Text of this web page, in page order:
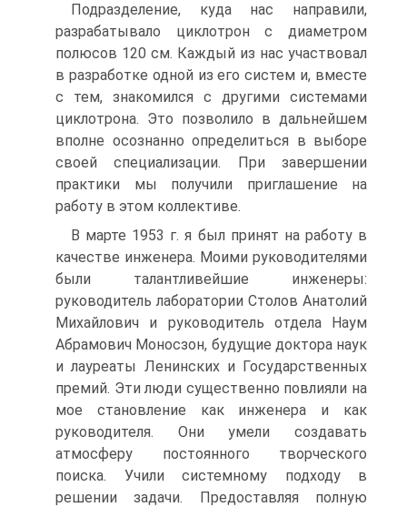
Подразделение, куда нас направили,
разрабатывало циклотрон с диаметром
полюсов 120 см. Каждый из нас участвовал
в разработке одной из его систем и, вместе
с тем, знакомился с другими системами
циклотрона. Это позволило в дальнейшем
вполне осознанно определиться в выборе
своей специализации. При завершении
практики мы получили приглашение на
работу в этом коллективе.
В марте 1953 г. я был принят на работу в
качестве инженера. Моими руководителями
были талантливейшие инженеры:
руководитель лаборатории Столов Анатолий
Михайлович и руководитель отдела Наум
Абрамович Моносзон, будущие доктора наук
и лауреаты Ленинских и Государственных
премий. Эти люди существенно повлияли на
мое становление как инженера и как
руководителя. Они умели создавать
атмосферу постоянного творческого
поиска. Учили системному подходу в
решении задачи. Предоставляя полную